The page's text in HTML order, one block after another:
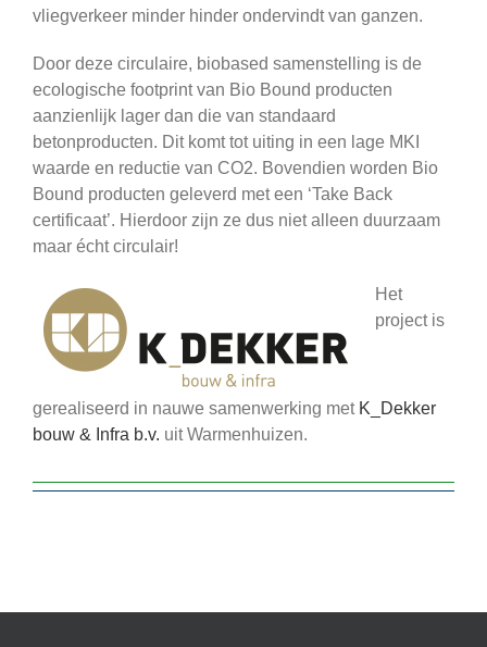
vliegverkeer minder hinder ondervindt van ganzen.
Door deze circulaire, biobased samenstelling is de
ecologische footprint van Bio Bound producten
aanzienlijk lager dan die van standaard
betonproducten. Dit komt tot uiting in een lage MKI
waarde en reductie van CO2. Bovendien worden Bio
Bound producten geleverd met een ‘Take Back
certificaat’. Hierdoor zijn ze dus niet alleen duurzaam
maar écht circulair!
Het
project is
gerealiseerd in nauwe samenwerking met K_Dekker
bouw & Infra b.v. uit Warmenhuizen.